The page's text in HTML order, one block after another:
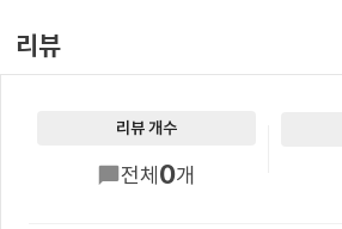
리뷰
리뷰 개수
전체 0개